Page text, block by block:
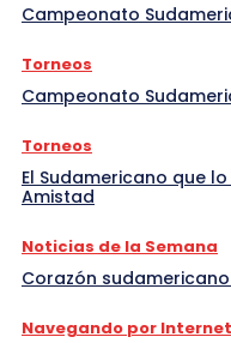
Campeonato
Torneos
Campeonato
Torneos
El Sudamericano que
Amistad
Noticias de la Semana
Corazón
Navegando por Internet